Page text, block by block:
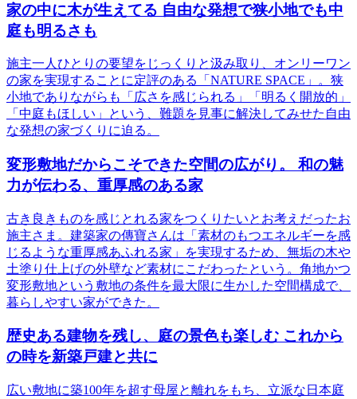
家の中に木が生えてる 自由な発想で狭小地でも中
庭も明るさも
施主一人ひとりの要望をじっくりと汲み取り、オンリーワン
の家を実現することに定評のある「NATURE SPACE」。狭
小地でありながらも「広さを感じられる」「明るく開放的」
「中庭もほしい」という、難題を見事に解決してみせた自由
な発想の家づくりに迫る。
変形敷地だからこそできた空間の広がり。 和の魅
力が伝わる、重厚感のある家
古き良きものを感じとれる家をつくりたいとお考えだったお
施主さま。建築家の傳寶さんは「素材のもつエネルギーを感
じるような重厚感あふれる家」を実現するため、無垢の木や
土塗り仕上げの外壁など素材にこだわったという。角地かつ
変形敷地という敷地の条件を最大限に生かした空間構成で、
暮らしやすい家ができた。
歴史ある建物を残し、庭の景色も楽しむ これから
の時を新築戸建と共に
広い敷地に築100年を超す母屋と離れをもち、立派な日本庭